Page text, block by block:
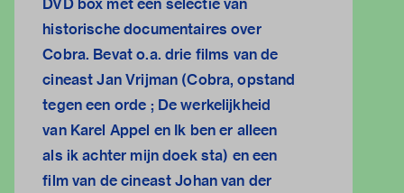
DVD box met een selectie van
historische documentaires over
Cobra. Bevat o.a. drie films van de
cineast Jan Vrijman (Cobra, opstand
tegen een orde ; De werkelijkheid
van Karel Appel en Ik ben er alleen
als ik achter mijn doek sta) en een
film van de cineast Johan van der